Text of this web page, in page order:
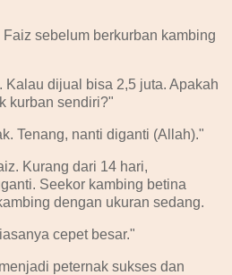
sebelum berkurban kambing
Kalau dijual bisa 2,5 juta. Apakah
kurban sendiri?"
Tenang, nanti diganti (Allah)."
Kurang dari 14 hari,
Seekor kambing betina
dengan ukuran sedang.
cepet besar."
peternak sukses dan